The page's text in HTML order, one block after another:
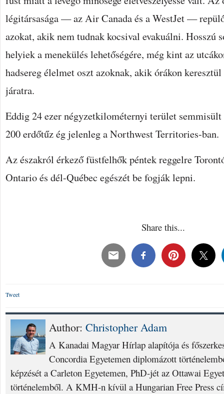
légitársasága — az Air Canada és a WestJet —
azokat, akik nem tudnak kocsival evakuálni. Hosszú
helyiek a menekülés lehetőségére, még kint az
hadsereg élelmet oszt azoknak, akik órákon keresztül
járatra.
Eddig 24 ezer négyzetkilométernyi terület semmisült
200 erdőtűz ég jelenleg a Northwest Territories-ban.
Az északról érkező füstfelhők péntek reggelre
Ontario és dél-Québec egészét be fogják lepni.
Share this...
Tweet
Author: Christopher Adam
A Kanadai Magyar Hírlap alapítója és
Concordia Egyetemen diplomázott
képzését a Carleton Egyetemen, PhD-jét az Ottawai
történelemből. A KMH-n kívül a Hungarian Free Press